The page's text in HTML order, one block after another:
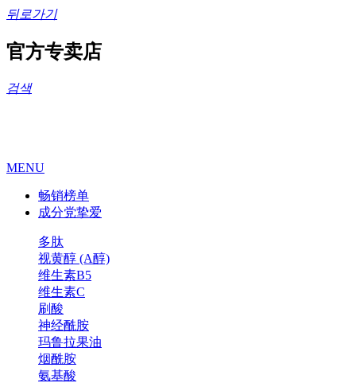
뒤로가기
官方专卖店
검색
MENU
畅销榜单
成分党挚爱
多肽
视黄醇 (A醇)
维生素B5
维生素C
刷酸
神经酰胺
玛鲁拉果油
烟酰胺
氨基酸